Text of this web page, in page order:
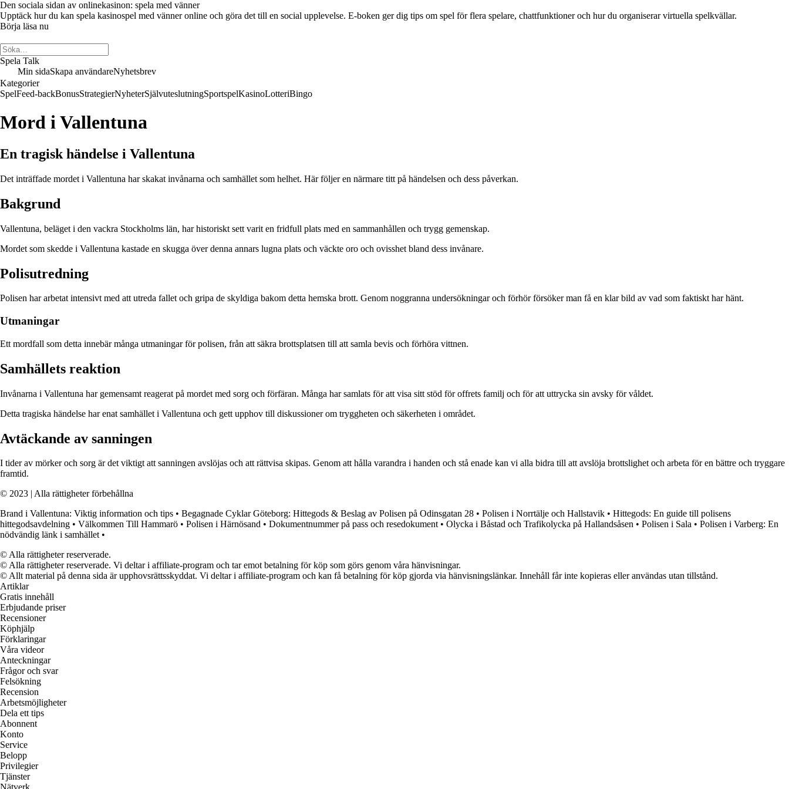
Den sociala sidan av onlinekasinon: spela med vänner
Upptäck hur du kan spela kasinospel med vänner online och göra det till en social upplevelse. E-boken ger dig tips om spel för flera spelare, chattfunktioner och hur du organiserar virtuella spelkvällar.
Börja läsa nu
Spela Talk
Min sidaSkapa användareNyhetsbrev
Kategorier
SpelFeed-backBonusStrategierNyheterSjälvuteslutningSportspelKasinoLotteriBingo
Mord i Vallentuna
En tragisk händelse i Vallentuna
Det inträffade mordet i Vallentuna har skakat invånarna och samhället som helhet. Här följer en närmare titt på händelsen och dess påverkan.
Bakgrund
Vallentuna, beläget i den vackra Stockholms län, har historiskt sett varit en fridfull plats med en sammanhållen och trygg gemenskap.
Mordet som skedde i Vallentuna kastade en skugga över denna annars lugna plats och väckte oro och ovisshet bland dess invånare.
Polisutredning
Polisen har arbetat intensivt med att utreda fallet och gripa de skyldiga bakom detta hemska brott. Genom noggranna undersökningar och förhör försöker man få en klar bild av vad som faktiskt har hänt.
Utmaningar
Ett mordfall som detta innebär många utmaningar för polisen, från att säkra brottsplatsen till att samla bevis och förhöra vittnen.
Samhällets reaktion
Invånarna i Vallentuna har gemensamt reagerat på mordet med sorg och förfäran. Många har samlats för att visa sitt stöd för offrets familj och för att uttrycka sin avsky för våldet.
Detta tragiska händelse har enat samhället i Vallentuna och gett upphov till diskussioner om tryggheten och säkerheten i området.
Avtäckande av sanningen
I tider av mörker och sorg är det viktigt att sanningen avslöjas och att rättvisa skipas. Genom att hålla varandra i handen och stå enade kan vi alla bidra till att avslöja brottslighet och arbeta för en bättre och tryggare
framtid.
© 2023 | Alla rättigheter förbehållna
Brand i Vallentuna: Viktig information och tips • Begagnade Cyklar Göteborg: Hittegods & Beslag av Polisen på Odinsgatan 28 • Polisen i Norrtälje och Hallstavik • Hittegods: En guide till polisens
hittegodsavdelning • Välkommen Till Hammarö • Polisen i Härnösand • Dokumentnummer på pass och resedokument• Olycka i Båstad och Trafikolycka på Hallandsåsen • Polisen i Sala • Polisen i Varberg: En
nödvändig länk i samhället•
© Alla rättigheter reserverade.
© Alla rättigheter reserverade. Vi deltar i affiliate-program och tar emot betalning för köp som görs genom våra hänvisningar.
© Allt material på denna sida är upphovsrättsskyddat. Vi deltar i affiliate-program och kan få betalning för köp gjorda via hänvisningslänkar. Innehåll får inte kopieras eller användas utan tillstånd.
Artiklar
Gratis innehåll
Erbjudande priser
Recensioner
Köphjälp
Förklaringar
Våra videor
Anteckningar
Frågor och svar
Felsökning
Recension
Arbetsmöjligheter
Dela ett tips
Abonnent
Konto
Service
Belopp
Privilegier
Tjänster